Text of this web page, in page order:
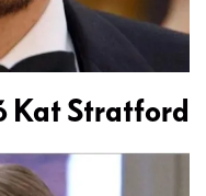
Kat Stratford